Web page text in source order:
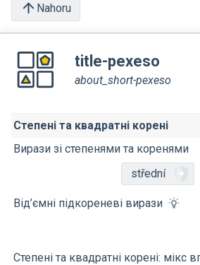
Nahoru
title-pexeso
about_short-pexeso
Степені та квадратні корені
Вирази зі степенями та коренями
střední
Від’ємні підкореневі вирази
Степені та квадратні корені: мікс